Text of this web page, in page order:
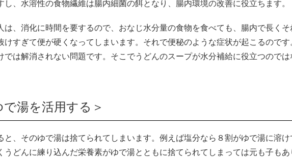
し、水溶性の食物繊維は腸内細菌の餌となり、腸内環境の改善に役立ちます。
は、消化に時間を要するので、おなじ水分量の食物を食べても、腸内で長くそ
けすぎて便が硬くなってしまいます。それで便秘のような症状が起こるのです
では解消されない問題です。そこでうどんのスープが水分補給に役立つので
湯を活用する＞
と、そのゆで湯は捨てられてしまいます。例えば塩分なら８割がゆで湯に溶け
うどんに練り込んだ栄養素がゆで湯とともに捨てられてしまっては元も子も